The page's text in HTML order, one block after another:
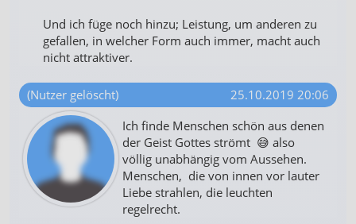
Und ich füge noch hinzu; Leistung, um anderen zu
gefallen, in welcher Form auch immer, macht auch
nicht attraktiver.
(Nutzer gelöscht)
25.10.2019 20:06
Ich finde Menschen schön aus denen
der Geist Gottes strömt 😅 also
völlig unabhängig vom Aussehen.
Menschen, die von innen vor lauter
Liebe strahlen, die leuchten
regelrecht.